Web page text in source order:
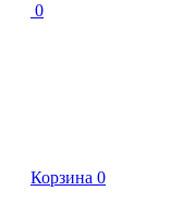
0
Корзина 0